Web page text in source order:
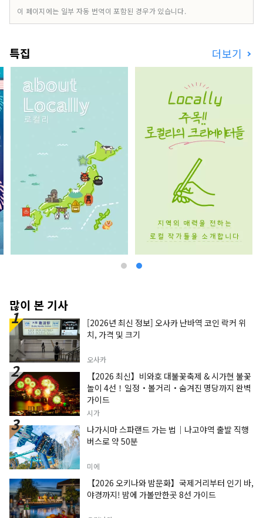
이 페이지에는 일부 자동 번역이 포함된 경우가 있습니다.
특집 더보기
많이 본 기사
[2026년 최신 정보] 오사카 난바역 코인 락커 위
치, 가격 및 크기
오사카
【2026 최신】비와호 대불꽃축제 & 시가현 불꽃
놀이 4선！일정・볼거리・숨겨진 명당까지 완벽
가이드
시가
나가시마 스파랜드 가는 법｜나고야역 출발 직행
버스로 약 50분
미에
【2026 오키나와 밤문화】국제거리부터 인기 바,
야경까지! 밤에 가볼만한곳 8선 가이드